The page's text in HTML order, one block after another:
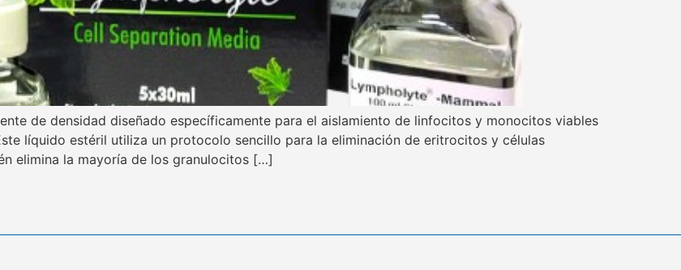
de densidad diseñado específicamente para el aislamiento de linfocitos y monocitos viables
líquido estéril utiliza un protocolo sencillo para la eliminación de eritrocitos y células
elimina la mayoría de los granulocitos […]